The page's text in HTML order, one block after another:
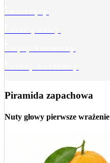
Piramida zapachowa
Nuty głowy pierwsze wrażenie